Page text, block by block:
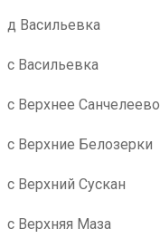
д Васильевка
с Васильевка
с Верхнее Санчелеево
с Верхние Белозерки
с Верхний Сускан
с Верхняя Маза